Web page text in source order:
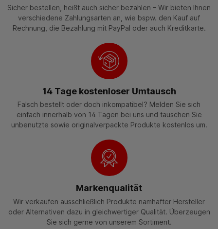
Sicher bestellen, heißt auch sicher bezahlen – Wir bieten Ihnen
verschiedene Zahlungsarten an, wie bspw. den Kauf auf
Rechnung, die Bezahlung mit PayPal oder auch Kreditkarte.
14 Tage kostenloser Umtausch
Falsch bestellt oder doch inkompatibel? Melden Sie sich
einfach innerhalb von 14 Tagen bei uns und tauschen Sie
unbenutzte sowie originalverpackte Produkte kostenlos um.
Markenqualität
Wir verkaufen ausschließlich Produkte namhafter Hersteller
oder Alternativen dazu in gleichwertiger Qualität. Überzeugen
Sie sich gerne von unserem Sortiment.